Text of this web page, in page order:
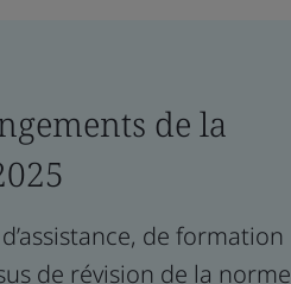
de la
de formation
de révision de la norme